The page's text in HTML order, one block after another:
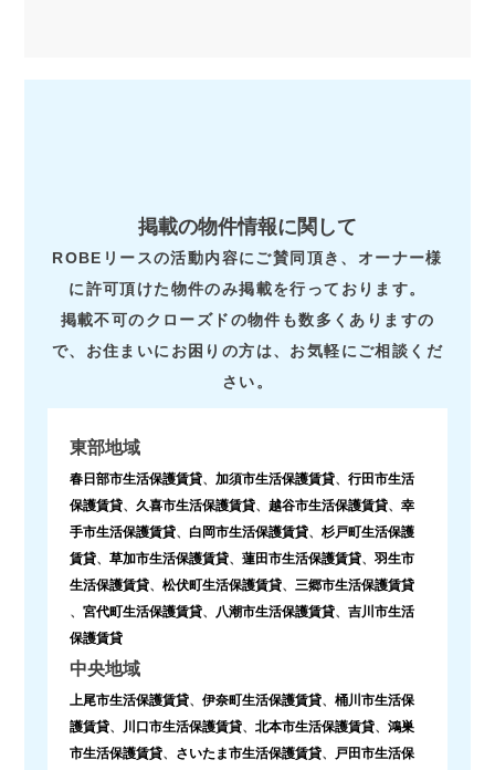
掲載の物件情報に関して
ROBEリースの活動内容にご賛同頂き、オーナー様
に許可頂けた物件のみ掲載を行っております。
掲載不可のクローズドの物件も数多くありますの
で、お住まいにお困りの方は、お気軽にご相談くだ
さい。
東部地域
春日部市生活保護賃貸、 加須市生活保護賃貸、 行田市生活
保護賃貸、 久喜市生活保護賃貸、 越谷市生活保護賃貸、 幸
手市生活保護賃貸、 白岡市生活保護賃貸、 杉戸町生活保護
賃貸、 草加市生活保護賃貸、 蓮田市生活保護賃貸、 羽生市
生活保護賃貸、 松伏町生活保護賃貸、 三郷市生活保護賃貸
、 宮代町生活保護賃貸、 八潮市生活保護賃貸、 吉川市生活
保護賃貸
中央地域
上尾市生活保護賃貸、 伊奈町生活保護賃貸、 桶川市生活保
護賃貸、 川口市生活保護賃貸、 北本市生活保護賃貸、 鴻巣
市生活保護賃貸、 さいたま市生活保護賃貸、
戸田市生活保